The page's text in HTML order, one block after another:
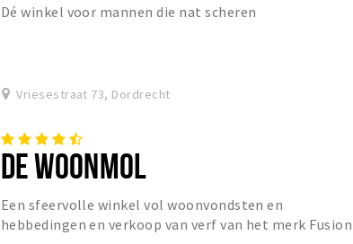
Dé winkel voor mannen die nat scheren
Vriesestraat 73, Dordrecht
DE WOONMOL
Een sfeervolle winkel vol woonvondsten en
hebbedingen en verkoop van verf van het merk Fusion